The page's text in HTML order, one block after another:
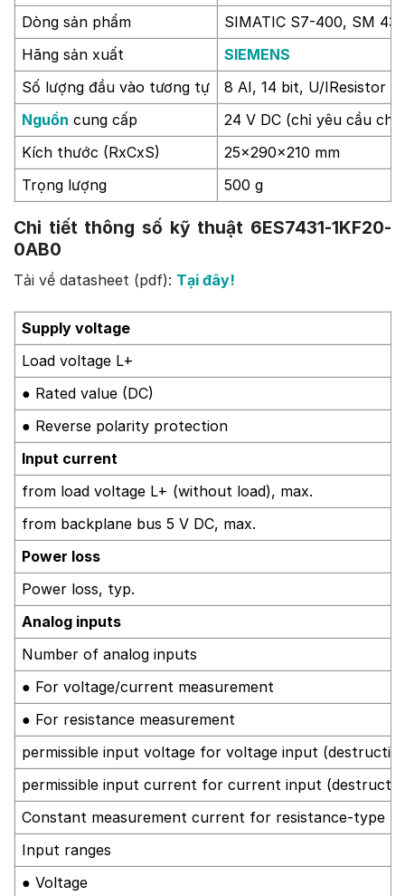
Dòng sản phẩm
SIMATIC S7-400, SM 431
Hãng sản xuất
SIEMENS
Số lượng đầu vào tương tự
8 AI, 14 bit, U/IResistor 8
Nguồn cung cấp
24 V DC (chỉ yêu cầu
Kích thước (RxCxS)
25x290x210 mm
Trọng lượng
500 g
Chi tiết thông số kỹ thuật 6ES7431-1KF20-
0AB0
Tải về datasheet (pdf): Tại đây!
Supply voltage
Load voltage L+
● Rated value (DC)
● Reverse polarity protection
Input current
from load voltage L+ (without load), max.
from backplane bus 5 V DC, max.
Power loss
Power loss, typ.
Analog inputs
Number of analog inputs
● For voltage/current measurement
● For resistance measurement
permissible input voltage for voltage input
permissible input current for current input
Constant measurement current for resistance-type
Input ranges
● Voltage